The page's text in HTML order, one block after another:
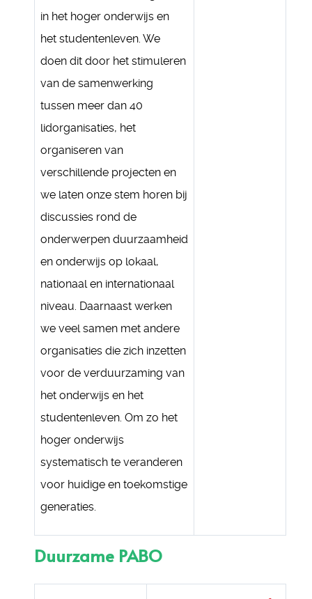
in het hoger onderwijs en
het studentenleven. We
doen dit door het stimuleren
van de samenwerking
tussen meer dan 40
lidorganisaties, het
organiseren van
verschillende projecten en
we laten onze stem horen bij
discussies rond de
onderwerpen duurzaamheid
en onderwijs op lokaal,
nationaal en internationaal
niveau. Daarnaast werken
we veel samen met andere
organisaties die zich inzetten
voor de verduurzaming van
het onderwijs en het
studentenleven. Om zo het
hoger onderwijs
systematisch te veranderen
voor huidige en toekomstige
generaties.
Duurzame PABO